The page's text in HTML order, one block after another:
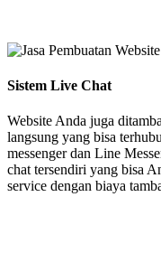
Sistem Live Chat
Website Anda juga
langsung yang bisa
messenger dan Line
chat tersendiri yang bisa
service dengan biaya